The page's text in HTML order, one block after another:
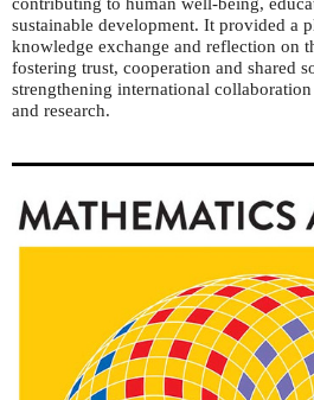
sustainable development. It provided a
knowledge exchange and reflection on
fostering trust, cooperation and shared
strengthening international
and research.